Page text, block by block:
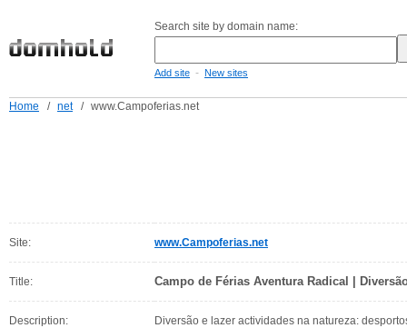
Search site by domain name:
Add site - New sites
Home / net / www.Campoferias.net
Site: www.Campoferias.net
Title: Campo de Férias Aventura Radical |
Description:
Diversão e lazer actividades na natureza: